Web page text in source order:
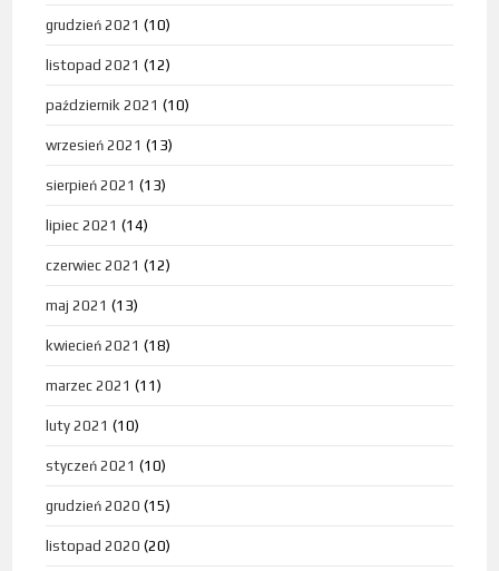
grudzień 2021 (10)
listopad 2021 (12)
październik 2021 (10)
wrzesień 2021 (13)
sierpień 2021 (13)
lipiec 2021 (14)
czerwiec 2021 (12)
maj 2021 (13)
kwiecień 2021 (18)
marzec 2021 (11)
luty 2021 (10)
styczeń 2021 (10)
grudzień 2020 (15)
listopad 2020 (20)